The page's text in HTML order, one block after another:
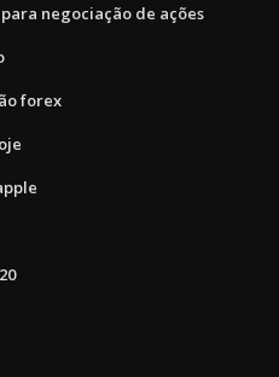
negociação de ações
forex